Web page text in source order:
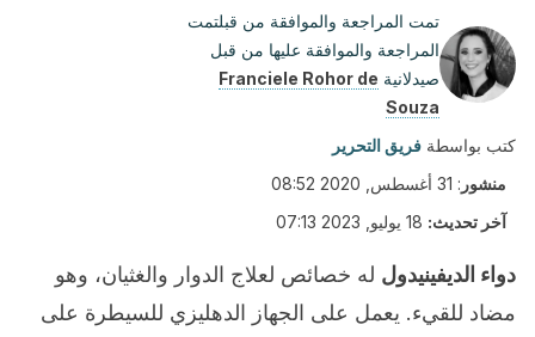
تمت المراجعة والموافقة من قبلتمت
المراجعة والموافقة عليها من قبل
صيدلانية Franciele Rohor de
Souza
كتب بواسطة فريق التحرير
منشور : 31 أغسطس, 2020 08:52
آخر تحديث: 18 يوليو, 2023 07:13
دواء الديفينيدول له خصائص لعلاج الدوار والغثيان، وهو
مضاد للقيء. يعمل على الجهاز الدهليزي للسيطرة على